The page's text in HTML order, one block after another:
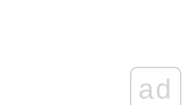
ad